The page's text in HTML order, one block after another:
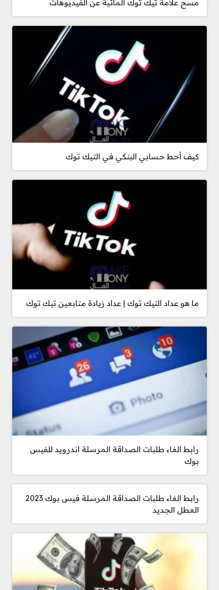
مسح علامة تيك توك المائية عن الفيديوهات
كيف أحط حسابي البنكي في التيك توك
ما هو عداد التيك توك | عداد زيادة متابعين تيك توك
رابط الغاء طلبات الصداقة المرسلة اندرويد للفيس
بوك
رابط الغاء طلبات الصداقة المرسلة فيس بوك 2023
العطل الجديد